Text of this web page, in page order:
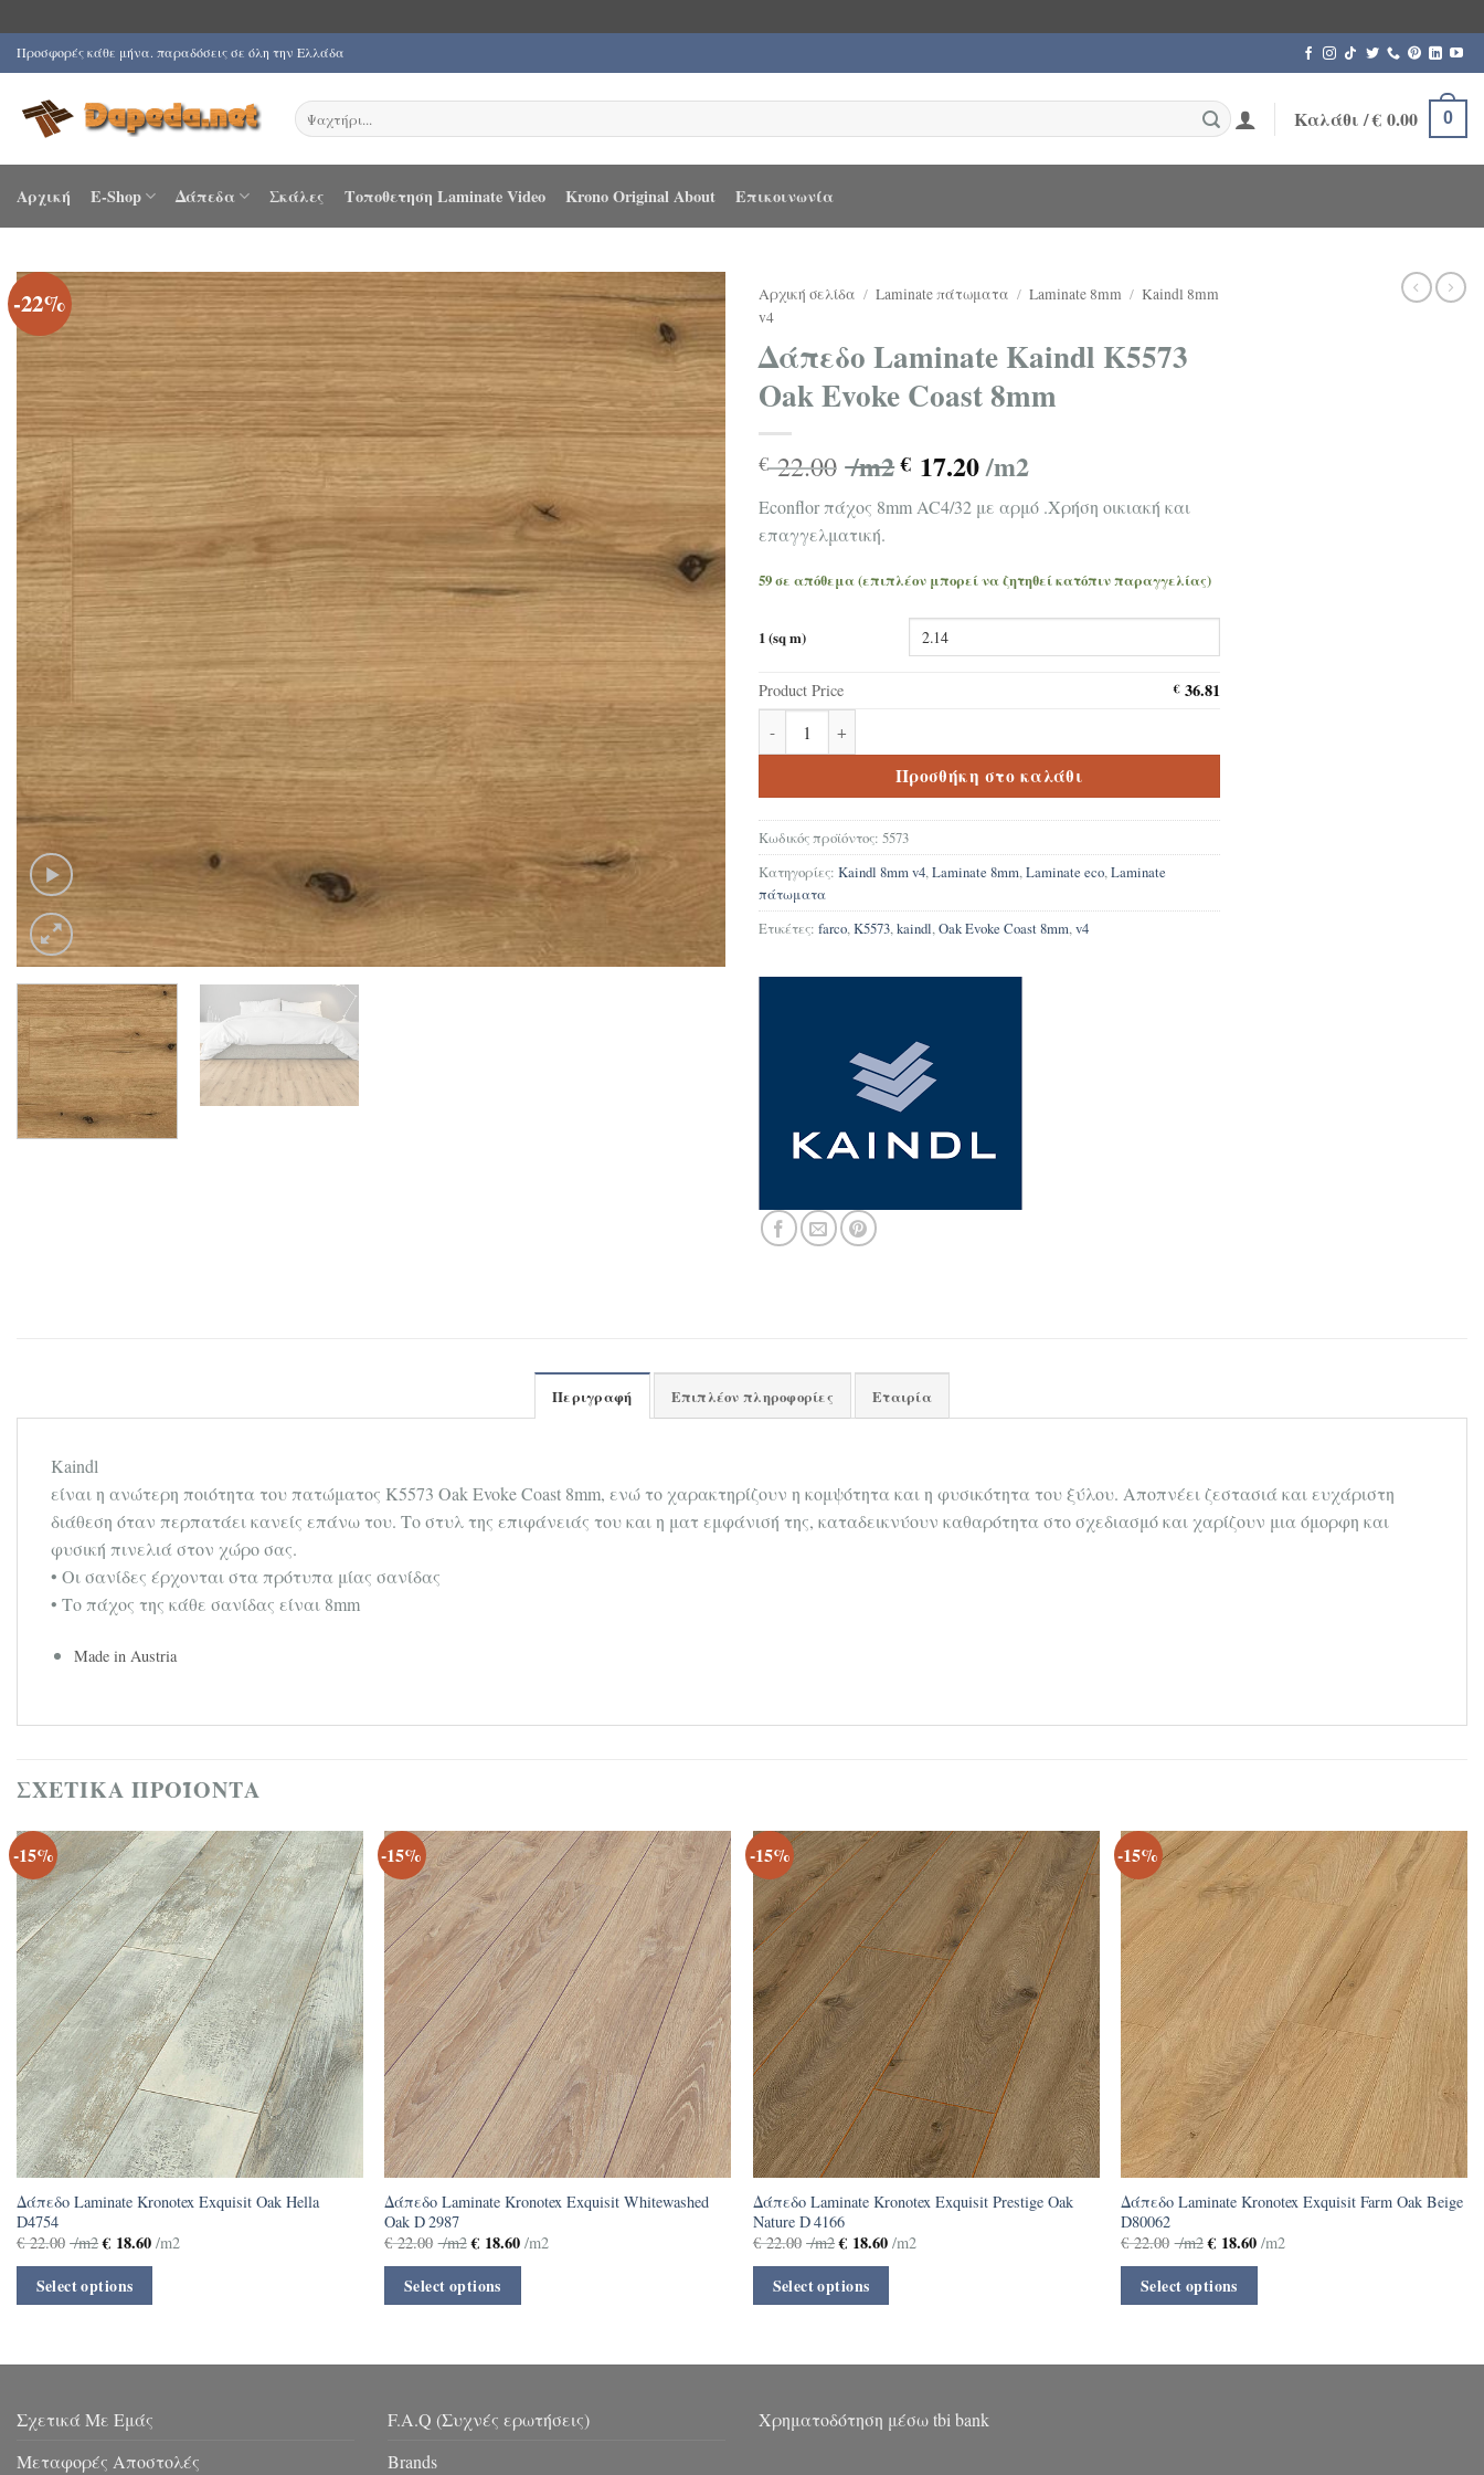
Μετάβαση
στο
περιεχόμενο
Προσφορές κάθε μήνα. παραδόσεις σε όλη την Ελλάδα
Αναζήτηση
για:
Καλάθι /€0.00 0
Αρχική E-Shop Δάπεδα Σκάλες Τοποθετηση Laminate Video Krono Original About Επικοινωνία
-22% Αρχική σελίδα / Laminate πάτωματα / Laminate 8mm / Kaindl 8mm
v4
Δάπεδο Laminate Kaindl K5573
Oak Evoke Coast 8mm
€22.00 /m2 € 17.20/m2
Econflor πάχος 8mm AC4/32 με αρμό .Χρήση οικιακή και
επαγγελματική.
59 σε απόθεμα (επιπλέον μπορεί να ζητηθεί κατόπιν παραγγελίας)
1 (sq m)
Product Price €36.81
Δάπεδο Laminate Kaindl K5573 Oak Evoke Coast 8mm ποσότητα
Προσθήκη στο καλάθι
Κωδικός προϊόντος: 5573
Κατηγορίες: Kaindl 8mm v4,Laminate 8mm,Laminate eco,Laminate
πάτωματα
Ετικέτες: farco,K5573,kaindl,Oak Evoke Coast 8mm,v4
Περιγραφή Επιπλέον πληροφορίες Εταιρία
Kaindl
είναι η ανώτερη ποιότητα του πατώματος K5573 Oak Evoke Coast 8mm, ενώ το χαρακτηρίζουν η κομψότητα και η φυσικότητα του ξύλου. Αποπνέει ζεστασιά και ευχάριστη
διάθεση όταν περπατάει κανείς επάνω του. Το στυλ της επιφάνειάς του και η ματ εμφάνισή της, καταδεικνύουν καθαρότητα στο σχεδιασμό και χαρίζουν μια όμορφη και
φυσική πινελιά στον χώρο σας.
• Οι σανίδες έρχονται στα πρότυπα μίας σανίδας
• Το πάχος της κάθε σανίδας είναι 8mm
Made in Austria
ΣΧΕΤΙΚΆ ΠΡΟΪΌΝΤΑ
-15%
Δάπεδο Laminate Kronotex Exquisit Oak Hella
D4754
€22.00 /m2 € 18.60 /m2
Select options
-15%
Δάπεδο Laminate Kronotex Exquisit Whitewashed
Oak D 2987
€22.00 /m2 €18.60/m2
Select options
-15%
Δάπεδο Laminate Kronotex Exquisit Prestige Oak
Nature D 4166
€22.00 /m2 € 18.60 /m2
Select options
-15%
Δάπεδο Laminate Kronotex Exquisit Farm Oak Beige
D80062
€22.00 /m2 €18.60/m2
Select options
Σχετικά Με Εμάς
Μεταφορές Αποστολές
F.A.Q (Συχνές ερωτήσεις)
Brands
Χρηματοδότηση μέσω tbi bank